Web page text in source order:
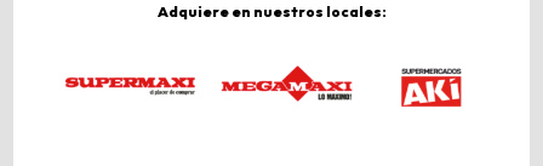
Adquiere en nuestros locales: